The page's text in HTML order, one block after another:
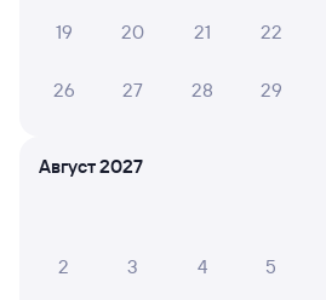
Купить жд билеты Струги
19 20 21 22
26 27 28 29
Август 2027
2 3 4 5